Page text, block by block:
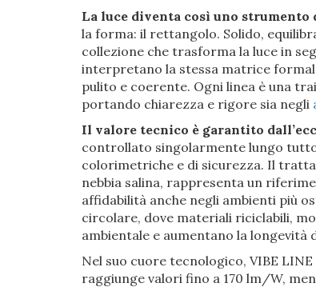
La luce diventa così uno
la forma: il rettangolo. Solido,
collezione che trasforma la luce in
interpretano la stessa matrice
pulito e coerente. Ogni linea è una
portando chiarezza e rigore sia negli
Il valore tecnico è garantito
controllato singolarmente lungo
colorimetriche e di sicurezza. Il
nebbia salina, rappresenta un
affidabilità anche negli ambienti più
circolare, dove materiali riciclabili,
ambientale e aumentano la longevità
Nel suo cuore tecnologico, VIBE
raggiunge valori fino a 170 lm/W,